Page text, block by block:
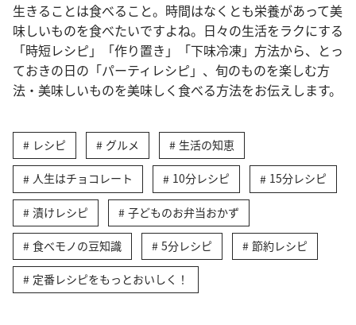
生きることは食べること。時間はなくとも栄養があって美
味しいものを食べたいですよね。日々の生活をラクにする
「時短レシピ」「作り置き」「下味冷凍」方法から、とっ
ておきの日の「パーティレシピ」、旬のものを楽しむ方
法・美味しいものを美味しく食べる方法をお伝えします。
レシピ グルメ 生活の知恵
人生はチョコレート 10分レシピ 15分レシピ
漬けレシピ 子どものお弁当おかず
食べモノの豆知識 5分レシピ 節約レシピ
定番レシピをもっとおいしく！